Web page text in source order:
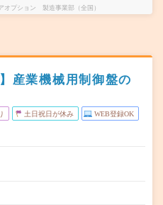
オプション 製造事業部（全国）
産業機械用制御盤の
土日祝日が休み WEB登録OK